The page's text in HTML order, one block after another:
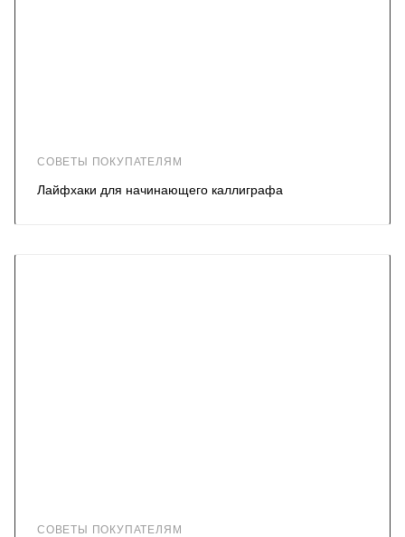
СОВЕТЫ ПОКУПАТЕЛЯМ
Лайфхаки для начинающего каллиграфа
СОВЕТЫ ПОКУПАТЕЛЯМ